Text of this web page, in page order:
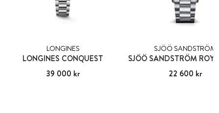
LONGINES
LONGINES CONQUEST
Pris:39 000 kr
39 000 kr
SJÖÖ SANDSTRÖM
Pris:22 600 kr
22 600 kr